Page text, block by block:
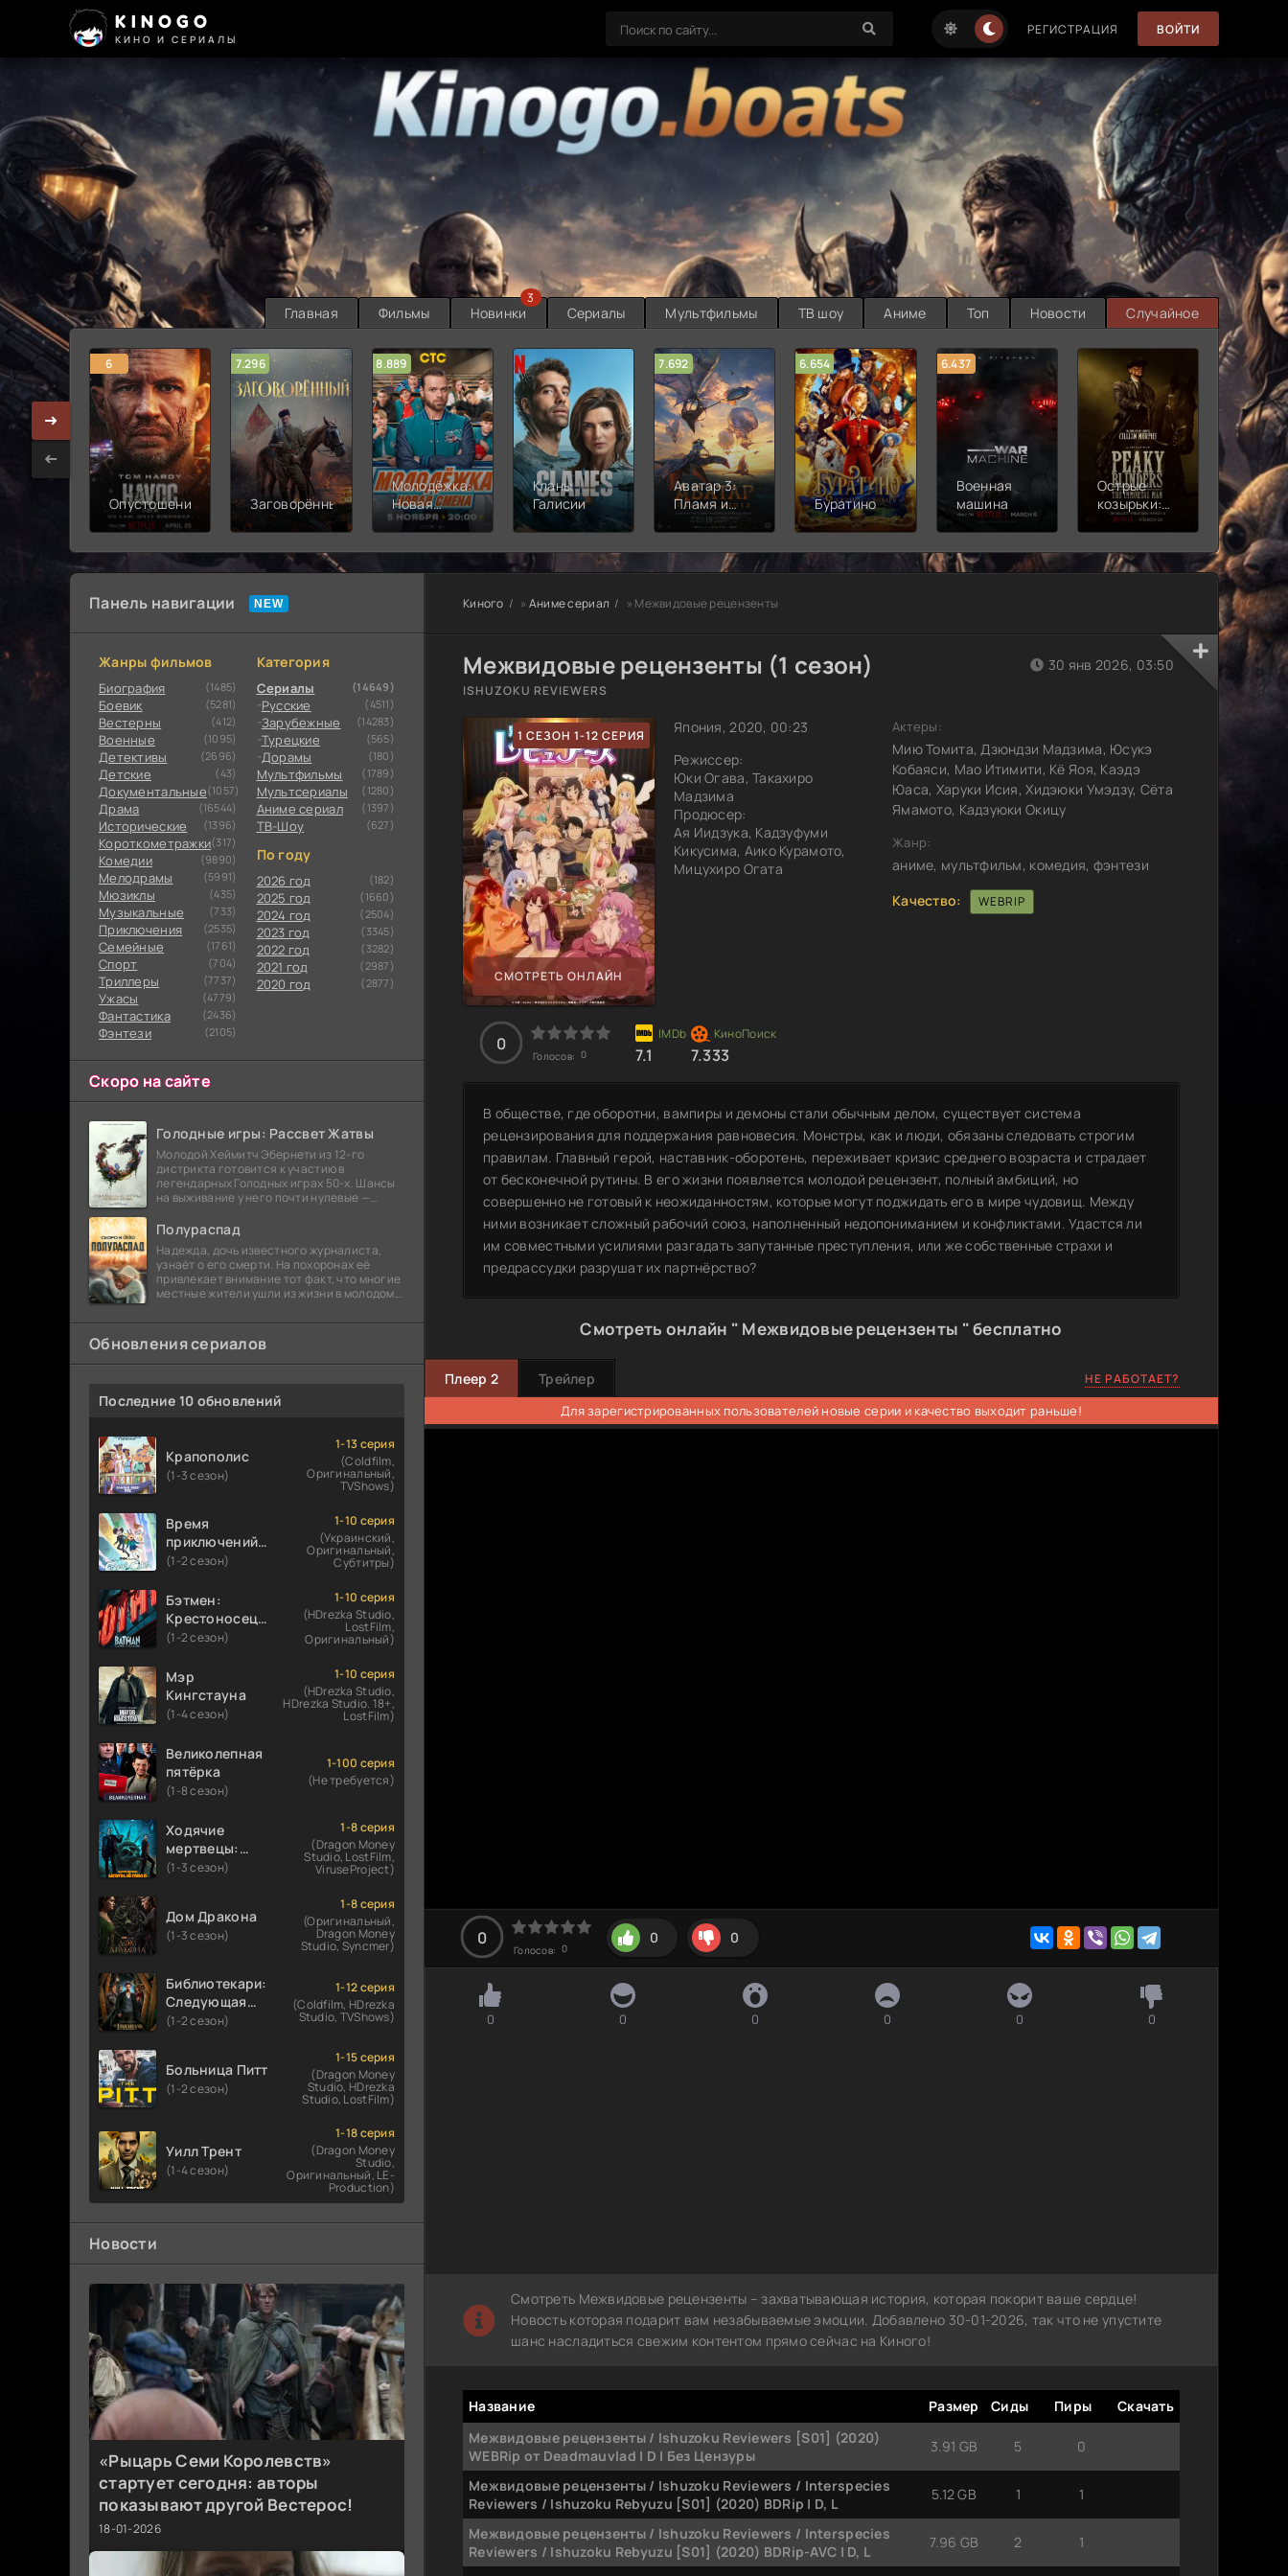
KINOGO
КИНО И СЕРИАЛЫ
РЕГИСТРАЦИЯ ВОЙТИ
Главная Фильмы Новинки
3
Сериалы Мультфильмы ТВ шоу Аниме Топ Новости Случайное
6
Опустошение
7.296
Заговорённый
8.889
Молодёжка:
Новая
смена
Кланы
Галисии
7.692
Аватар 3:
Пламя и
пепел
6.654
Буратино
6.437
Военная
машина
Острые
козырьки:
Бессмертный
7.187
2
Панель навигации
Жанры фильмов
Биография (1485)
Боевик (5281)
Вестерны (412)
Военные (1095)
Детективы (2696)
Детские (43)
Документальные(1057)
Драма (16544)
Исторические (1396)
Короткометражки(317)
Комедии (9890)
Мелодрамы (5991)
Мюзиклы (435)
Музыкальные (733)
Приключения (2535)
Семейные (1761)
Cпорт (704)
Триллеры (7737)
Ужасы (4779)
Фантастика (2436)
Фэнтези (2105)
Категория
Сериалы (14649)
Русские (4511)
Зарубежные (14283)
Турецкие (565)
Дорамы (180)
Мультфильмы (1789)
Мультсериалы (1280)
Аниме сериал (1397)
ТВ-Шоу (627)
По году
2026 год (182)
2025 год (1660)
2024 год (2504)
2023 год (3345)
2022 год (3282)
2021 год (2987)
2020 год (2877)
Скоро на сайте
Голодные игры: Рассвет Жатвы
Молодой Хеймитч Эбернети из 12-го
дистрикта готовится к участию в
легендарных Голодных играх 50-х. Шансы
на выживание у него почти нулевые —
победу еще сорок
Полураспад
Надежда, дочь известного журналиста,
узнаёт о его смерти. На похоронах её
привлекает внимание тот факт, что многие
местные жители ушли из жизни в молодом
бомбы
Обновления сериалов
Последние 10 обновлений
Крапополис
(1-3 сезон)
1-13 серия
(Coldfilm,
Оригинальный,
TVShows)
Время
приключений:
Фионна и Кейк
(1-2 сезон)
1-10 серия
(Украинский,
Оригинальный,
Субтитры)
Бэтмен:
Крестоносец в
плаще
(1-2 сезон)
1-10 серия
(HDrezka Studio,
LostFilm,
Оригинальный)
Мэр
Кингстауна
(1-4 сезон)
1-10 серия
(HDrezka Studio,
HDrezka Studio. 18+,
LostFilm)
Великолепная
пятёрка
(1-8 сезон)
1-100 серия
(Не требуется)
Ходячие
мертвецы:
Мертвый
(1-3 сезон)
1-8 серия
(Dragon Money
Studio, LostFilm,
ViruseProject)
Дом Дракона
(1-3 сезон)
1-8 серия
(Оригинальный,
Dragon Money
Studio, Syncmer)
Библиотекари:
Следующая
глава
(1-2 сезон)
1-12 серия
(Coldfilm, HDrezka
Studio, TVShows)
Больница Питт
(1-2 сезон)
1-15 серия
(Dragon Money
Studio, HDrezka
Studio, LostFilm)
Уилл Трент
(1-4 сезон)
1-18 серия
(Dragon Money
Studio,
Оригинальный, LE-
Production)
Новости
«Рыцарь Семи Королевств»
стартует сегодня: авторы
показывают другой Вестерос!
18-01-2026
Киного » Аниме сериал » Межвидовые рецензенты
Межвидовые рецензенты (1 сезон)
ISHUZOKU REVIEWERS
1 СЕЗОН 1-12 СЕРИЯ
СМОТРЕТЬ ОНЛАЙН
Япония, 2020, 00:23
Режиссер:
Юки Огава, Такахиро
Мадзима
Продюсер:
Ая Иидзука, Кадзуфуми
Кикусима, Аико Курамото,
Мицухиро Огата
30 янв 2026, 03:50
Актеры:
Мию Томита, Дзюндзи Мадзима, Юсукэ
Кобаяси, Мао Итимити, Кё Яоя, Каэдэ
Юаса, Харуки Исия, Хидэюки Умэдзу, Сёта
Ямамото, Кадзуюки Окицу
Жанр:
аниме, мультфильм, комедия, фэнтези
Качество:
WEBRIP
0
Голосов: 0 7.1 7.333
В обществе, где оборотни, вампиры и демоны стали обычным делом, существует система
рецензирования для поддержания равновесия. Монстры, как и люди, обязаны следовать строгим
правилам. Главный герой, наставник-оборотень, переживает кризис среднего возраста и страдает
от бесконечной рутины. В его жизни появляется молодой рецензент, полный амбиций, но
совершенно не готовый к неожиданностям, которые могут поджидать его в мире чудовищ. Между
ними возникает сложный рабочий союз, наполненный недопониманием и конфликтами. Удастся ли
им совместными усилиями разгадать запутанные преступления, или же собственные страхи и
предрассудки разрушат их партнёрство?
Смотреть онлайн " Межвидовые рецензенты " бесплатно
Плеер 2 Трейлер НЕ РАБОТАЕТ?
Для зарегистрированных пользователей новые серии и качество выходит раньше!
0
Голосов: 0
0 0
0 0 0 0 0 0
Смотреть Межвидовые рецензенты – захватывающая история, которая покорит ваше сердце!
Новость которая подарит вам незабываемые эмоции. Добавлено 30-01-2026, так что не упустите
шанс насладиться свежим контентом прямо сейчас на Киного!
Название Размер Сиды Пиры
Скачать
Межвидовые рецензенты / Ishuzoku Reviewers [S01] (2020)
WEBRip от Deadmauvlad | D | Без Цензуры
3.91 GB 5 0
Межвидовые рецензенты / Ishuzoku Reviewers / Interspecies
Reviewers / Ishuzoku Rebyuzu [S01] (2020) BDRip | D, L
5.12 GB 1 1
Межвидовые рецензенты / Ishuzoku Reviewers / Interspecies
Reviewers / Ishuzoku Rebyuzu [S01] (2020) BDRip-AVC | D, L
7.96 GB 2 1